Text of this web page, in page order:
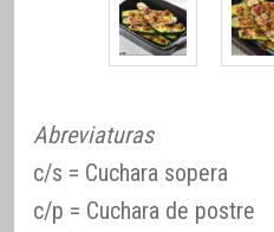
Abreviaturas
c/s = Cuchara sopera
c/p = Cuchara de postre